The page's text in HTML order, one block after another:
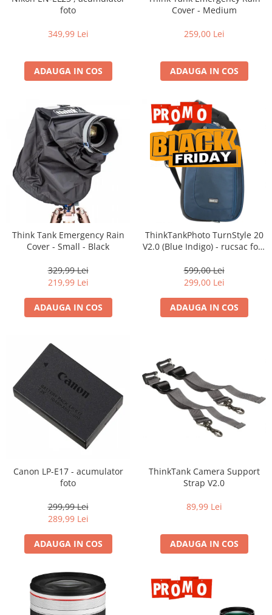
Accesorii diverse
foto
349,99 Lei
ADAUGA IN COS
Cover - Medium
259,00 Lei
ADAUGA IN COS
Think Tank Emergency Rain
Cover - Small - Black
329,99 Lei
219,99 Lei
ADAUGA IN COS
ThinkTankPhoto TurnStyle 20
V2.0 (Blue Indigo) - rucsac foto
599,00 Lei
299,00 Lei
ADAUGA IN COS
Canon LP-E17 - acumulator
foto
299,99 Lei
289,99 Lei
ADAUGA IN COS
ThinkTank Camera Support
Strap V2.0
89,99 Lei
ADAUGA IN COS